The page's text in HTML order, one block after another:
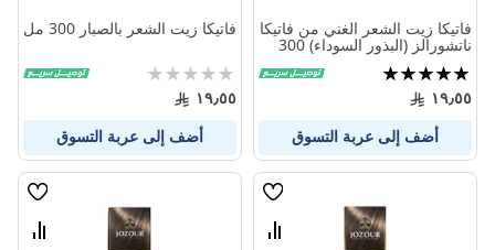
فاتيكا زيت الشعر الغني من فاتيكا
ناتشورالز (البذور السوداء) 300
مل
تقييم:
100%
١٩٫٥٥
أضف إلى عربة التسوق
فاتيكا زيت الشعر بالصبار 300 مل
Rating:
0%
١٩٫٥٥
أضف إلى عربة التسوق
قائمة
قارن
قائمة
قارن